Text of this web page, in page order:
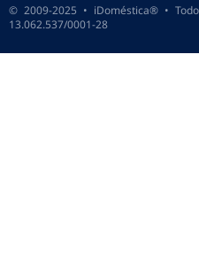
© 2009-2025 • iDoméstica® •
13.062.537/0001-28